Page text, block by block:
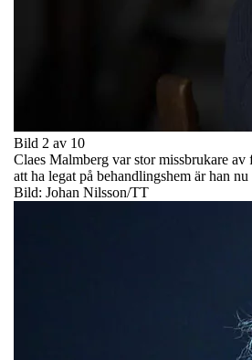
Bild 2 av 10
Claes Malmberg var stor missbrukare
att ha legat på behandlingshem är han
Bild: Johan Nilsson/TT